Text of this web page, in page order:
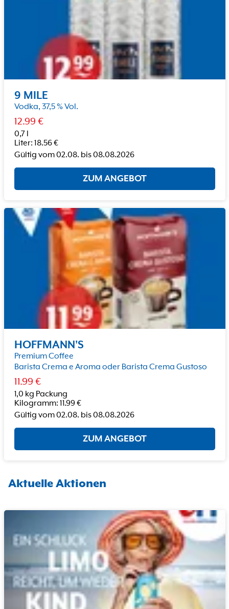
9 MILE
Vodka, 37,5 % Vol.
12.99 €
0,7 l
Liter: 18.56€
Gültig vom02.08. bis08.08.2026
ZUM ANGEBOT
HOFFMANN'S
Premium Coffee
Barista Crema e Aroma oder Barista Crema Gustoso
11.99 €
1,0 kg Packung
Kilogramm: 11.99€
Gültig vom02.08. bis08.08.2026
ZUM ANGEBOT
Aktuelle Aktionen